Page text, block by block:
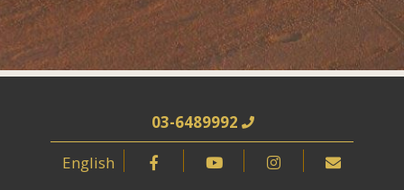
03-6489992
English